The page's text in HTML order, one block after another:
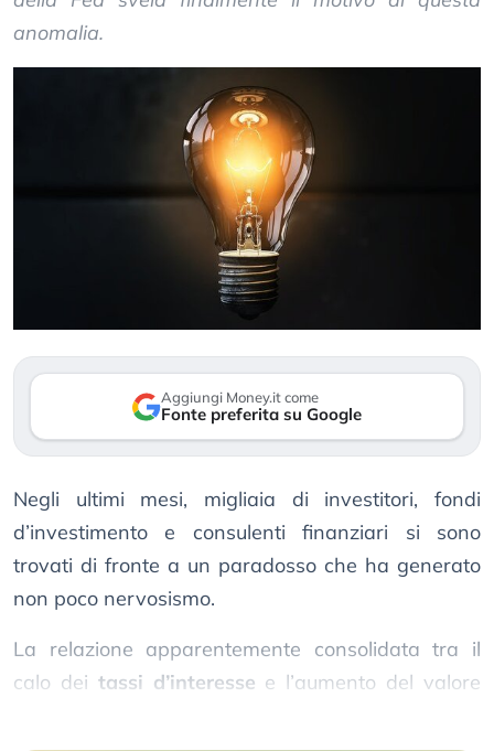
anomalia.
Aggiungi Money.it come
Fonte preferita su Google
Negli ultimi mesi, migliaia di investitori, fondi
d’investimento e consulenti finanziari si sono
trovati di fronte a un paradosso che ha generato
non poco nervosismo.
La relazione apparentemente consolidata tra il
calo dei tassi d’interesse e l’aumento del valore